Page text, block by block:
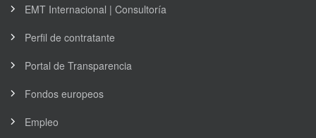
EMT Internacional | Consultoría
Perfil de contratante
Portal de Transparencia
Fondos europeos
Empleo